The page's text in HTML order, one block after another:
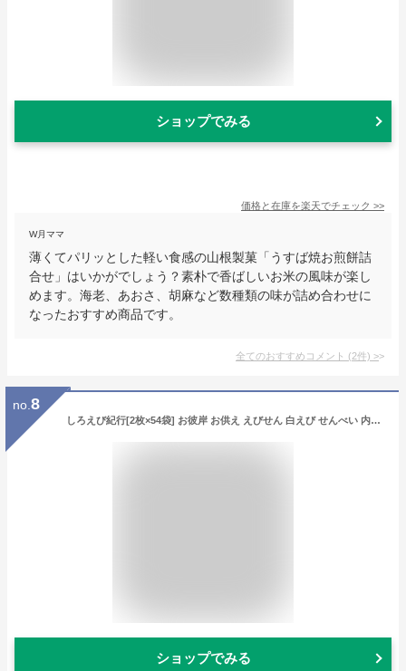
ショップでみる
価格と在庫を楽天でチェック >>
W月ママ
薄くてパリッとした軽い食感の山根製菓「うすば焼お煎餅詰
合せ」はいかがでしょう？素朴で香ばしいお米の風味が楽し
めます。海老、あおさ、胡麻など数種類の味が詰め合わせに
なったおすすめ商品です。
全てのおすすめコメント (2件) >
no. 8
しろえび紀行[2枚×54袋] お彼岸 お供え えびせん 白えび せんべい 内祝 御礼 慶事 仏事 お盆 中元 歳暮 年賀 敬老の日 長寿祝い 個包装 薄焼き お菓子 ばらまき 手土産 ギフト 白エビ シロエビ 父の日【のし掛け無料】
ショップでみる